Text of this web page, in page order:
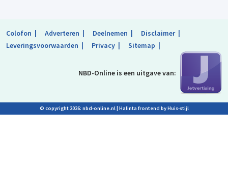
Colofon Adverteren Deelnemen
Disclaimer
Leveringsvoorwaarden
Privacy Sitemap
NBD-Online is een uitgave van:
© copyright 2026: nbd-online.nl | Halinta frontend by Huis-stijl